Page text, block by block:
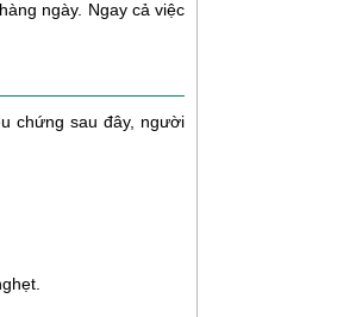
ngày. Ngay cả việc
chứng sau đây, người